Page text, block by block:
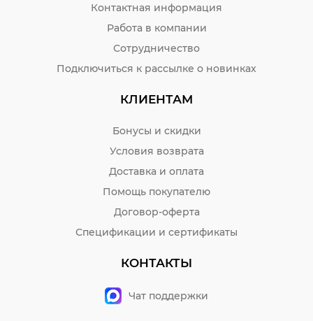
Контактная информация
Работа в компании
Сотрудничество
Подключиться к рассылке о новинках
КЛИЕНТАМ
Бонусы и скидки
Условия возврата
Доставка и оплата
Помощь покупателю
Договор-оферта
Спецификации и сертификаты
КОНТАКТЫ
Чат поддержки